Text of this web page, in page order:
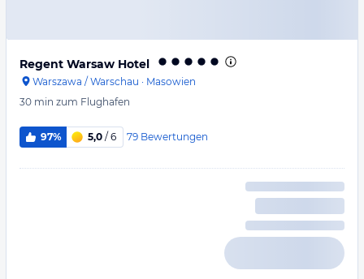
Regent Warsaw Hotel
Warszawa / Warschau · Masowien
30 min zum Flughafen
97% 5,0 / 6 79 Bewertungen